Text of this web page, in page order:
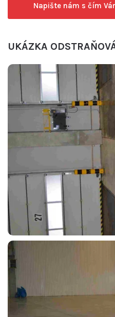
Napište nám s čím
UKÁZKA